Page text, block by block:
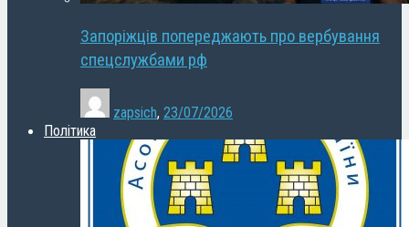
Запоріжців попереджають про вербування
спецслужбами рф
zapsich, 23/07/2026
Політика